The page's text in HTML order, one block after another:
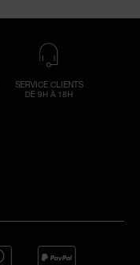
SERVICE CLIENTS
DE 9H À 18H